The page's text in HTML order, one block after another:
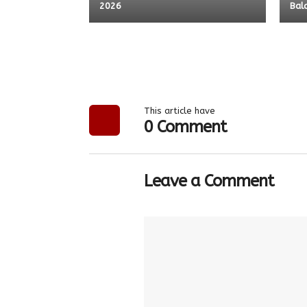
2026
This article have
0 Comment
Leave a Comment